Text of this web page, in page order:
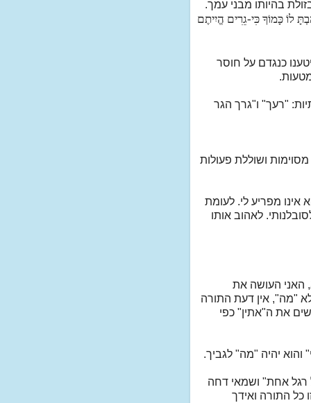
בהיותו מבני עמך.
לוֹ כָּמוֹךָ כִּי-גֵרִים הֱיִיתֶם
כנגדם על חוסר
"רעך" ו"גרך הגר
ושוללת פעולות
מפריע לי. לעומת
לאהוב אותו
האני העושה את
"מה", אין דעת התורה
את ה"אתין" כפי
יהיה "מה" לגביך.
רגל אחת" ושמאי דחה
התורה ואידך